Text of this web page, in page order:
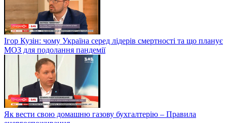
Ігор Кузін: чому Україна серед лідерів смертності та що планує
МОЗ для подолання пандемії
Як вести свою домашню газову бухгалтерію – Правила